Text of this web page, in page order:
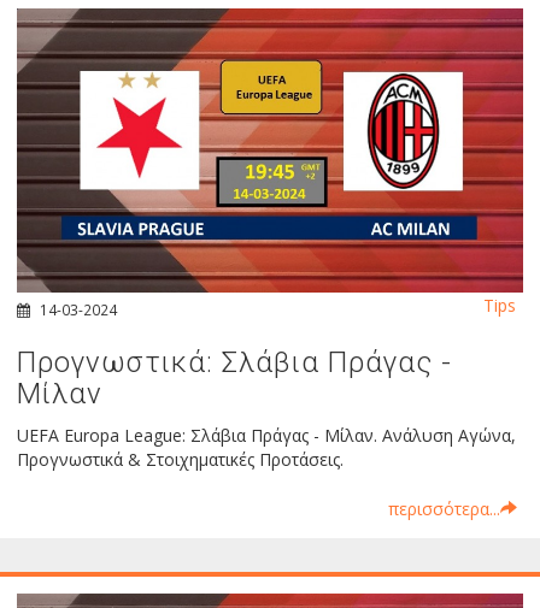
14-03-2024
Προγνωστικά: Σλάβια Πράγας -
Μίλαν
UEFA Europa League: Σλάβια Πράγας - Μίλαν. Ανάλυση Αγώνα,
Προγνωστικά & Στοιχηματικές Προτάσεις.
περισσότερα...
Tips